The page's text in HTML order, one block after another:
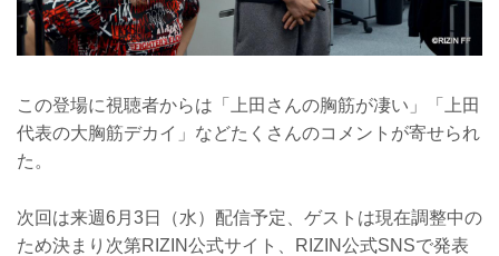
この登場に視聴者からは「上田さんの胸筋が凄い」「上田
代表の大胸筋デカイ」などたくさんのコメントが寄せられ
た。
次回は来週6月3日（水）配信予定、ゲストは現在調整中の
ため決まり次第RIZIN公式サイト、RIZIN公式SNSで発表